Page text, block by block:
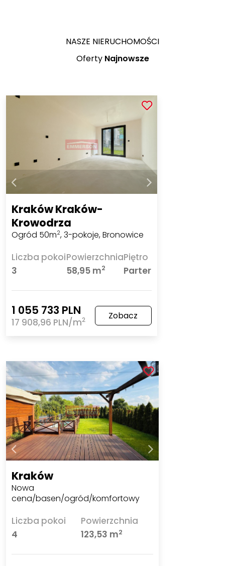
NASZE NIERUCHOMOŚCI
Oferty Najnowsze
Kraków Kraków-
Krowodrza
Ogród 50m2, 3-pokoje, Bronowice
Liczba pokoi
3
Powierzchnia
58,95 m2
Piętro
Parter
1 055 733 PLN
17 908,96 PLN/m2 Zobacz
Kraków
Nowa
cena/basen/ogród/komfortowy
Liczba pokoi
4
Powierzchnia
123,53 m2